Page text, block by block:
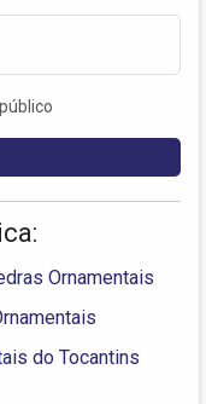
Ornamentais
do Tocantins